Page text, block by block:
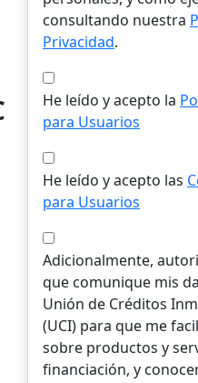
consultando nuestra
Privacidad.
He leído y acepto la
para Usuarios
He leído y acepto las
para Usuarios
Adicionalmente,
que comunique mis
Unión de Créditos
(UCI) para que me
sobre productos y
financiación, y